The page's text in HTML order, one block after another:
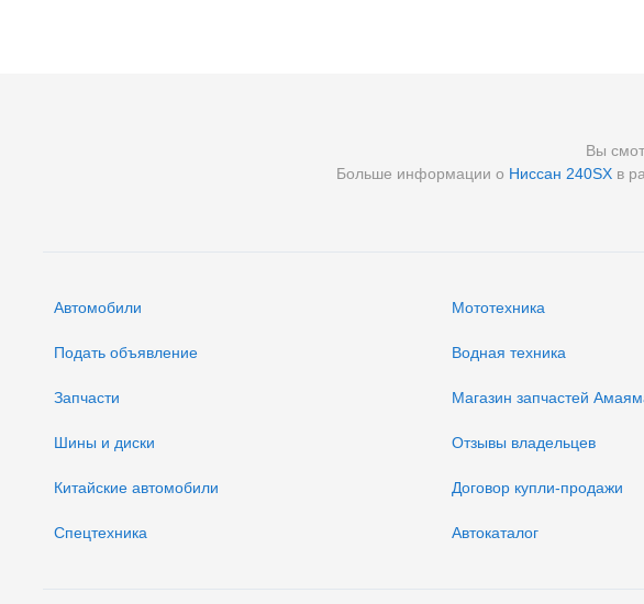
Вы
Больше информации о Ниссан 240SХ в
Автомобили
Подать объявление
Запчасти
Шины и диски
Китайские автомобили
Спецтехника
Мототехника
Водная техника
Магазин запчастей
Отзывы владельцев
Договор купли-продажи
Автокаталог